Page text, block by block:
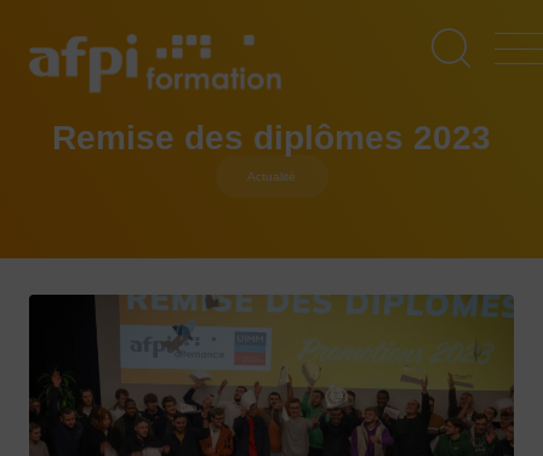
contenu
Actualité
Remise des diplômes 2023